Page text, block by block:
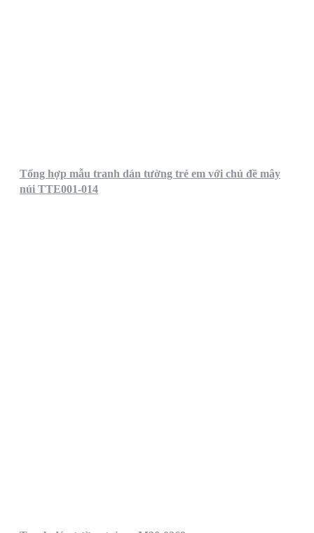
Tổng hợp mẫu tranh dán tường trẻ em với chủ đề mây
núi TTE001-014